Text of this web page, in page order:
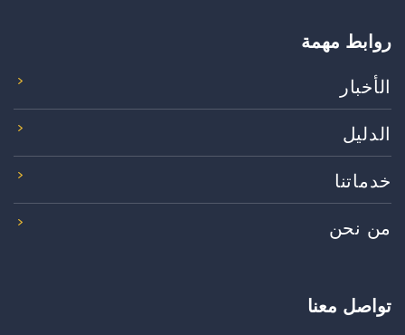
روابط مهمة
الأخبار
الدليل
خدماتنا
من نحن
تواصل معنا